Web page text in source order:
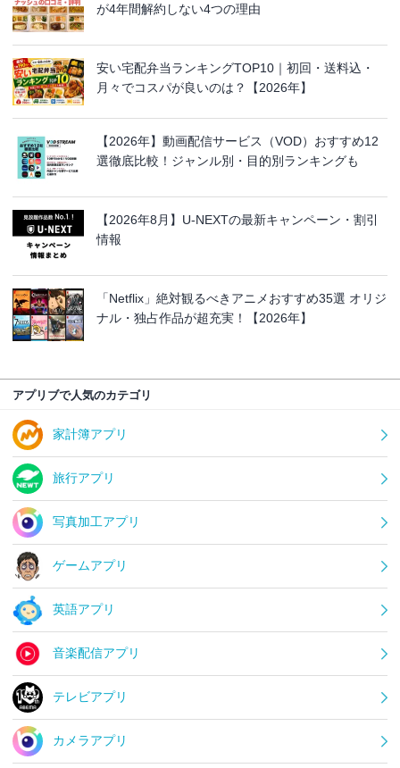
が4年間解約しない4つの理由
安い宅配弁当ランキングTOP10｜初回・送料込・
月々でコスパが良いのは？【2026年】
【2026年】動画配信サービス（VOD）おすすめ12
選徹底比較！ジャンル別・目的別ランキングも
【2026年8月】U-NEXTの最新キャンペーン・割引
情報
「Netflix」絶対観るべきアニメおすすめ35選 オリジ
ナル・独占作品が超充実！【2026年】
アプリブで人気のカテゴリ
家計簿アプリ
旅行アプリ
写真加工アプリ
ゲームアプリ
英語アプリ
音楽配信アプリ
テレビアプリ
カメラアプリ